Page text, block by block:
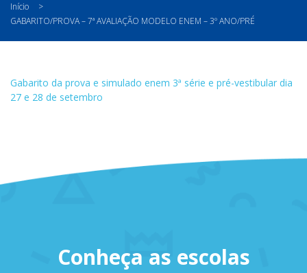
Início
>
GABARITO/PROVA – 7ª AVALIAÇÃO MODELO ENEM – 3º ANO/PRÉ
Gabarito da prova e simulado enem 3ª série e pré-vestibular dia
27 e 28 de setembro
Conheça as escolas